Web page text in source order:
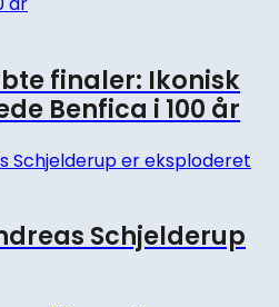
finaler: Ikonisk
Benfica i 100 år
Schjelderup